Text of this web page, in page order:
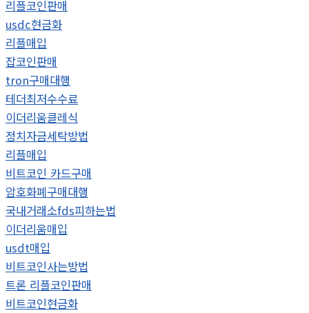
리플코인판매
usdc현금화
리플매입
잡코인판매
tron구매대행
테더최저수수료
이더리움클레식
정치자금세탁방법
리플매입
비트코인 카드구매
암호화폐구매대행
국내거래소fds피하는법
이더리움매입
usdt매입
비트코인사는방법
트론 리플코인판매
비트코인현금화